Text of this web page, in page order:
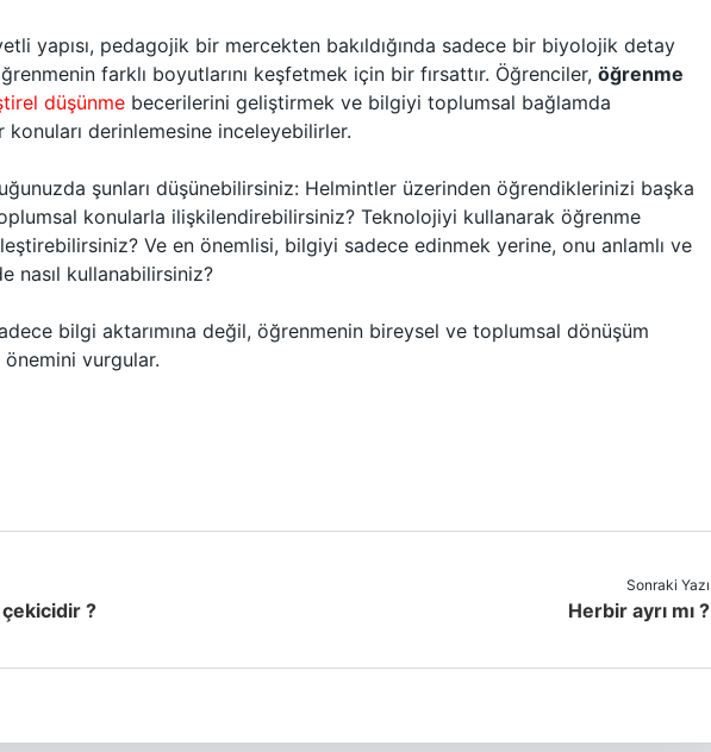
yapısı, pedagojik bir mercekten bakıldığında sadece bir biyolojik detay
farklı boyutlarını keşfetmek için bir fırsattır. Öğrenciler, öğrenme
düşünme becerilerini geliştirmek ve bilgiyi toplumsal bağlamda
derinlemesine inceleyebilirler.
şunları düşünebilirsiniz: Helmintler üzerinden öğrendiklerinizi başka
konularla ilişkilendirebilirsiniz? Teknolojiyi kullanarak öğrenme
Ve en önemlisi, bilgiyi sadece edinmek yerine, onu anlamlı ve
nasıl kullanabilirsiniz?
bilgi aktarımına değil, öğrenmenin bireysel ve toplumsal dönüşüm
önemini vurgular.
?
Sonraki Yazı
Herbir ayrı mı ?